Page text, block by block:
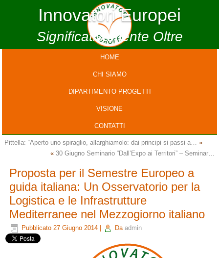
Innovatori Europei
Significativamente Oltre
HOME
CHI SIAMO
DIPARTIMENTO PROGETTI
VISIONE
CONTATTI
Pittella: “Aperto uno spiraglio, allarghiamolo: dai principi si passi a… »
« 30 Giugno Seminario “Dall’Expo ai Territori” – Seminar…
Proposta per il Semestre Europeo a
guida italiana: Un Osservatorio per la
Logistica e le Infrastrutture
Mediterranee nel Mezzogiorno italiano
Pubblicato 27 Giugno 2014 Da admin